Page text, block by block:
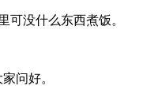
可没什么东西煮饭。
问好。